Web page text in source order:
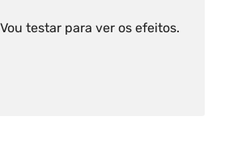
testar para ver os efeitos.